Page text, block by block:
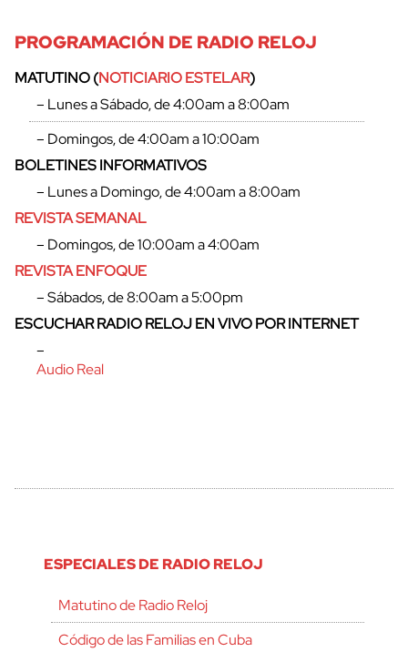
cerrar
PROGRAMACIÓN DE RADIO RELOJ
MATUTINO (NOTICIARIO ESTELAR)
– Lunes a Sábado, de 4:00am a 8:00am
– Domingos, de 4:00am a 10:00am
BOLETINES INFORMATIVOS
– Lunes a Domingo, de 4:00am a 8:00am
REVISTA SEMANAL
– Domingos, de 10:00am a 4:00am
REVISTA ENFOQUE
– Sábados, de 8:00am a 5:00pm
ESCUCHAR RADIO RELOJ EN VIVO POR INTERNET
–
Audio Real
ESPECIALES DE RADIO RELOJ
Matutino de Radio Reloj
Código de las Familias en Cuba